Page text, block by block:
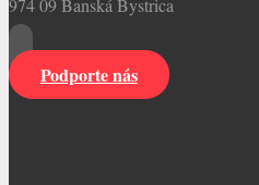
974 09 Banská Bystrica
Podporte nás